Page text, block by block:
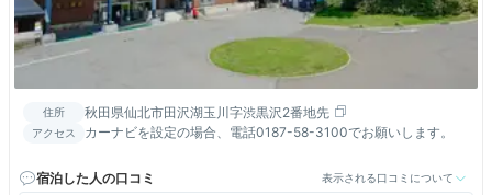
住所 秋田県仙北市田沢湖玉川字渋黒沢2番地先
アクセス カーナビを設定の場合、電話0187-58-3100でお願いします。
宿泊した人の口コミ 表示される口コミについて